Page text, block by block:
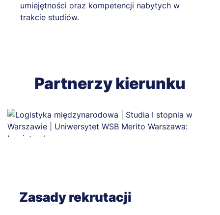
umiejętności oraz kompetencji nabytych w
trakcie studiów.
Partnerzy kierunku
Zasady rekrutacji